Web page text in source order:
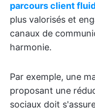
parcours client
plus valorisés et
canaux de
harmonie.
Par exemple, une
proposant une
sociaux doit